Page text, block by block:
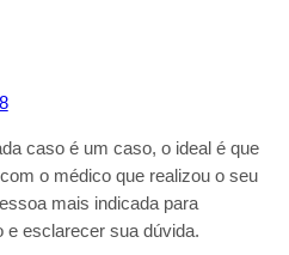
caso é um caso, o ideal é que
o médico que realizou o seu
mais indicada para
e esclarecer sua dúvida.